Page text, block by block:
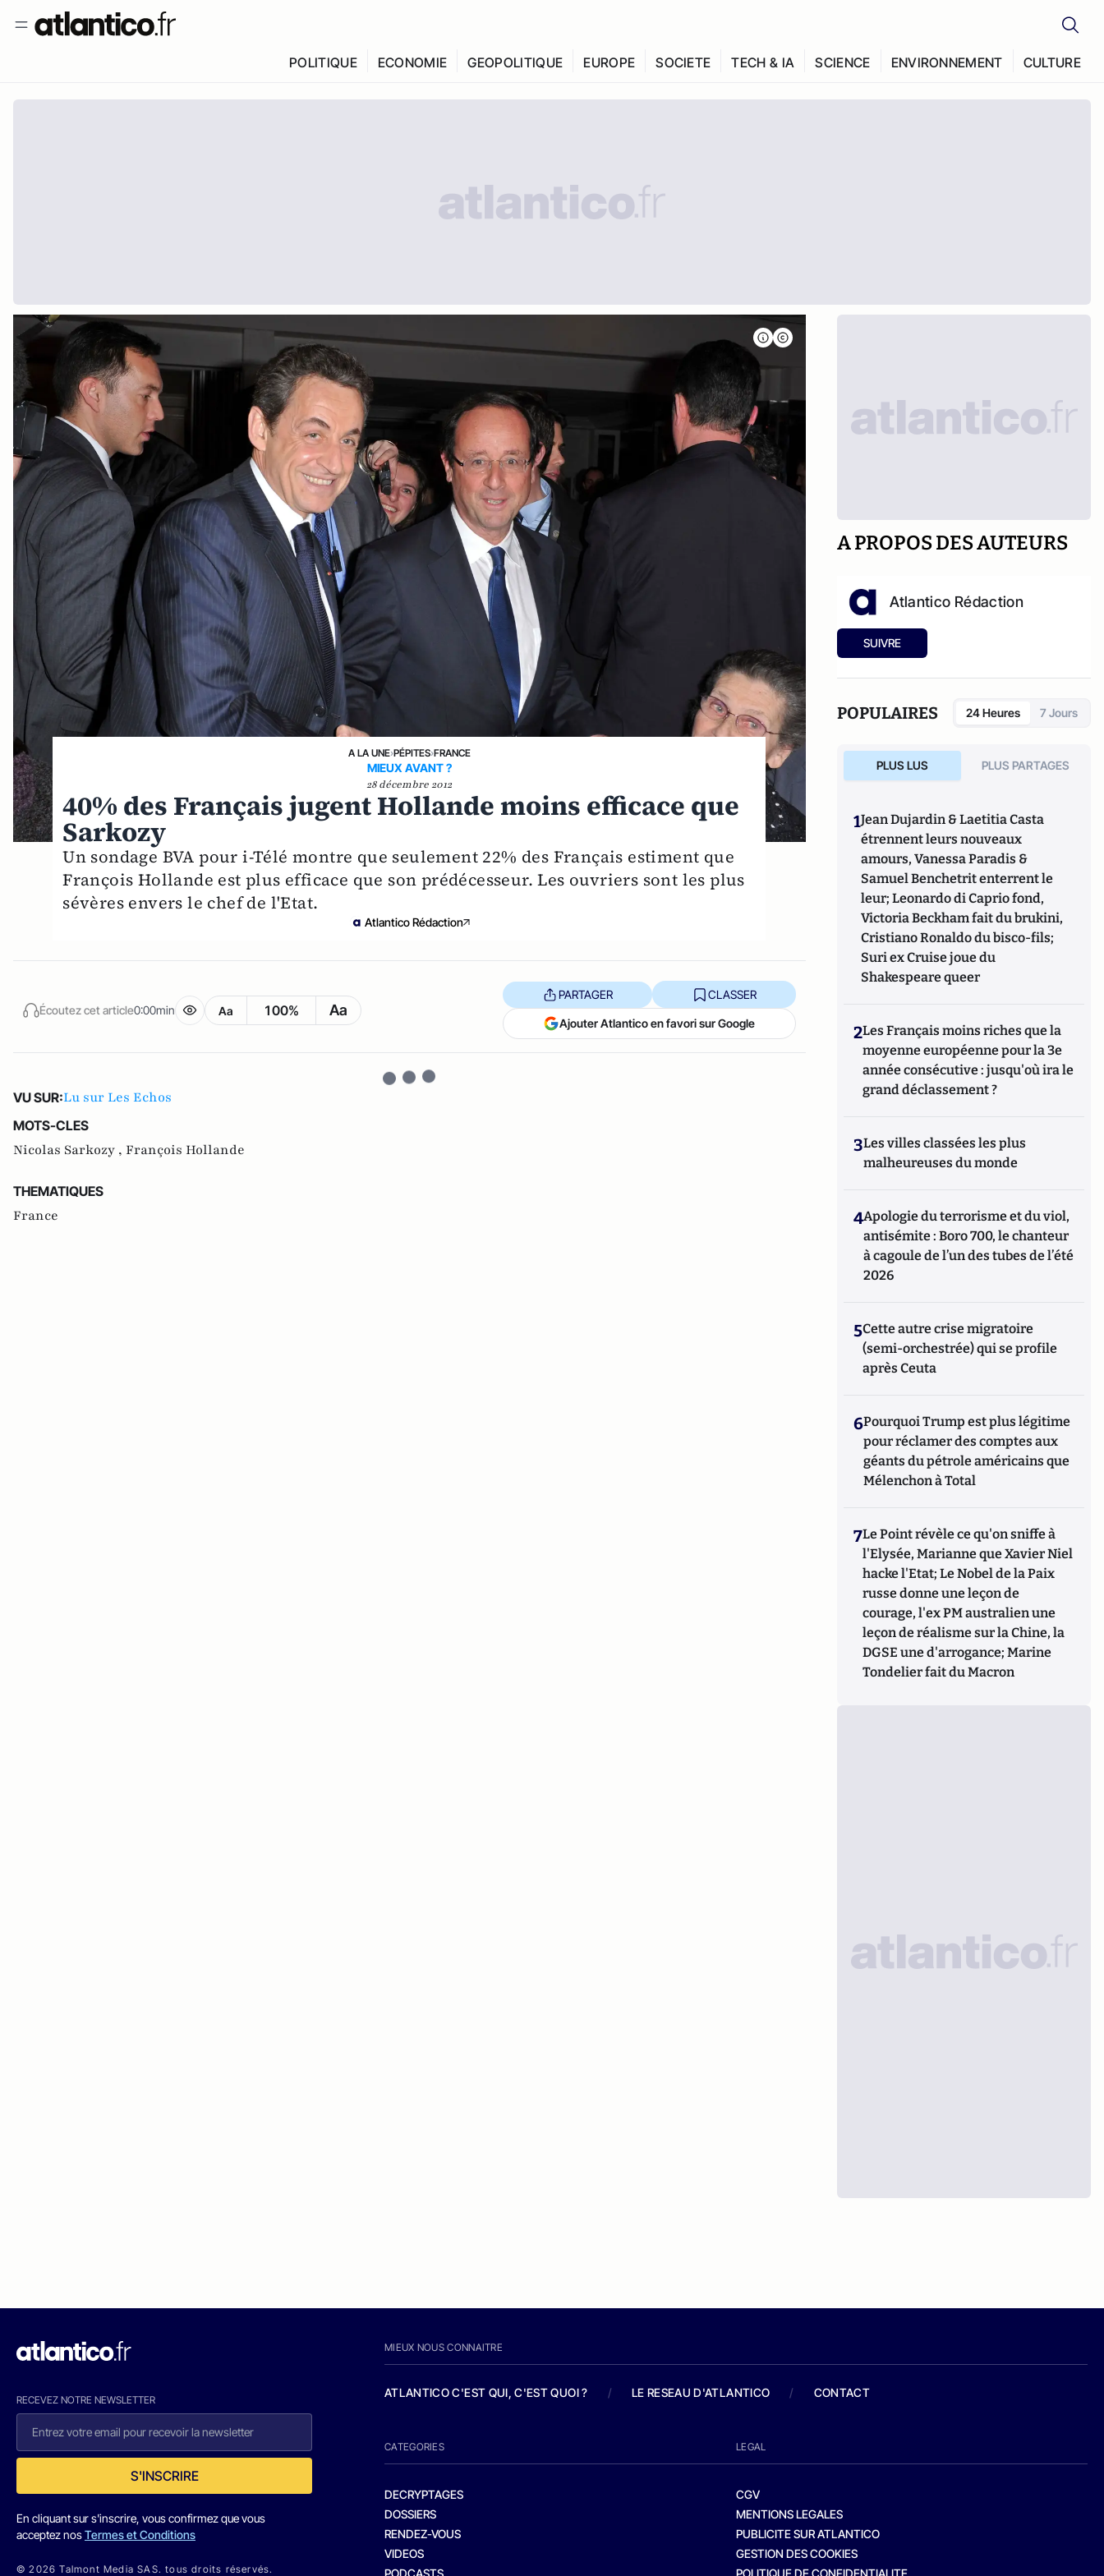
POLITIQUE ECONOMIE GEOPOLITIQUE EUROPE SOCIETE TECH & IA SCIENCE ENVIRONNEMENT CULTURE
A LA UNE›PÉPITES›FRANCE
MIEUX AVANT ?
28 décembre 2012
40% des Français jugent Hollande moins efficace que
Sarkozy
Un sondage BVA pour i-Télé montre que seulement 22% des Français estiment que
François Hollande est plus efficace que son prédécesseur. Les ouvriers sont les plus
sévères envers le chef de l'Etat.
Atlantico Rédaction
Écoutez cet article0:00min Aa 100% Aa
PARTAGER CLASSER
Ajouter Atlantico en favori sur Google
VU SUR:Lu sur Les Echos
MOTS-CLES
Nicolas Sarkozy , François Hollande
THEMATIQUES
France
A PROPOS DES AUTEURS
Atlantico Rédaction
SUIVRE
POPULAIRES 24 Heures 7 Jours
PLUS LUS PLUS PARTAGES
1Jean Dujardin & Laetitia Casta
étrennent leurs nouveaux
amours, Vanessa Paradis &
Samuel Benchetrit enterrent le
leur; Leonardo di Caprio fond,
Victoria Beckham fait du brukini,
Cristiano Ronaldo du bisco-fils;
Suri ex Cruise joue du
Shakespeare queer
2Les Français moins riches que la
moyenne européenne pour la 3e
année consécutive : jusqu'où ira le
grand déclassement ?
3Les villes classées les plus
malheureuses du monde
4Apologie du terrorisme et du viol,
antisémite : Boro 700, le chanteur
à cagoule de l’un des tubes de l’été
2026
5Cette autre crise migratoire
(semi-orchestrée) qui se profile
après Ceuta
6Pourquoi Trump est plus légitime
pour réclamer des comptes aux
géants du pétrole américains que
Mélenchon à Total
7Le Point révèle ce qu'on sniffe à
l'Elysée, Marianne que Xavier Niel
hacke l'Etat; Le Nobel de la Paix
russe donne une leçon de
courage, l'ex PM australien une
leçon de réalisme sur la Chine, la
DGSE une d'arrogance; Marine
Tondelier fait du Macron
RECEVEZ NOTRE NEWSLETTER
S'INSCRIRE
En cliquant sur s'inscrire, vous confirmez que vous
acceptez nosTermes et Conditions
© 2026 Talmont Media SAS. tous droits réservés.
MIEUX NOUS CONNAITRE
ATLANTICO C'EST QUI, C'EST QUOI ? / LE RESEAU D'ATLANTICO / CONTACT
CATEGORIES
DECRYPTAGES
DOSSIERS
RENDEZ-VOUS
VIDEOS
PODCASTS
LEGAL
CGV
MENTIONS LEGALES
PUBLICITE SUR ATLANTICO
GESTION DES COOKIES
POLITIQUE DE CONFIDENTIALITE